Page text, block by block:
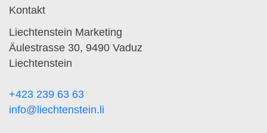
Kontakt
Liechtenstein Marketing
Äulestrasse 30, 9490 Vaduz
Liechtenstein
+423 239 63 63
info@liechtenstein.li